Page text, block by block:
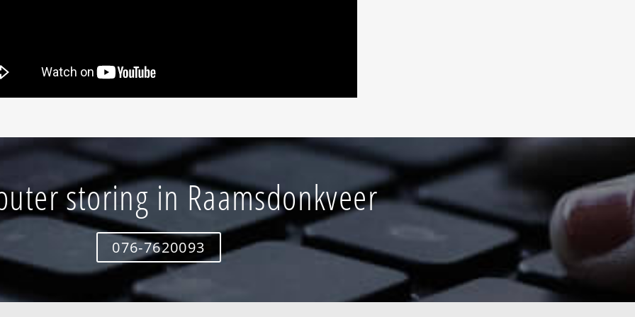
storing in Raamsdonkveer
076-7620093